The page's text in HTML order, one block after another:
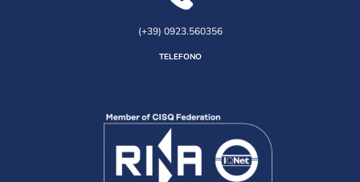
(+39) 0923.560356
TELEFONO